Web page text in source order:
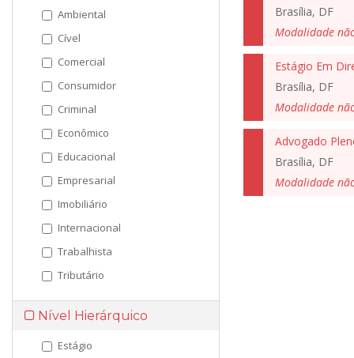
Ambiental
Cível
Comercial
Consumidor
Criminal
Econômico
Educacional
Empresarial
Imobiliário
Internacional
Trabalhista
Tributário
Nível Hierárquico
Estágio
Brasília, DF
Modalidade
Estágio Em
Brasília, DF
Modalidade
Advogado
Brasília, DF
Modalidade